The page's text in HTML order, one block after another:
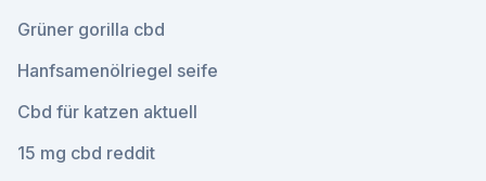
Grüner gorilla cbd
Hanfsamenölriegel seife
Cbd für katzen aktuell
15 mg cbd reddit